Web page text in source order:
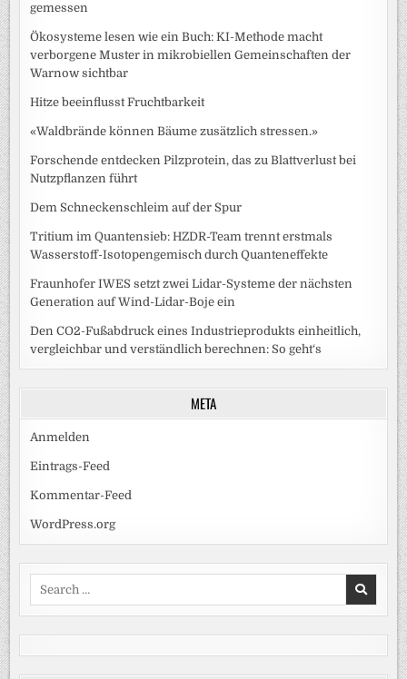
gemessen
Ökosysteme lesen wie ein Buch: KI-Methode macht
verborgene Muster in mikrobiellen Gemeinschaften der
Warnow sichtbar
Hitze beeinflusst Fruchtbarkeit
«Waldbrände können Bäume zusätzlich stressen.»
Forschende entdecken Pilzprotein, das zu Blattverlust bei
Nutzpflanzen führt
Dem Schneckenschleim auf der Spur
Tritium im Quantensieb: HZDR-Team trennt erstmals
Wasserstoff-Isotopengemisch durch Quanteneffekte
Fraunhofer IWES setzt zwei Lidar-Systeme der nächsten
Generation auf Wind-Lidar-Boje ein
Den CO2-Fußabdruck eines Industrieprodukts einheitlich,
vergleichbar und verständlich berechnen: So geht‘s
META
Anmelden
Eintrags-Feed
Kommentar-Feed
WordPress.org
Search